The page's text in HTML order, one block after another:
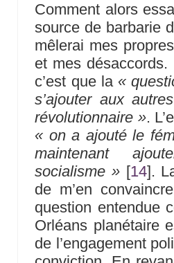
Comment alors
source de barbarie
mêlerai mes
et mes désaccords.
c’est que la «
s’ajouter aux
révolutionnaire ».
« on a ajouté le
maintenant
socialisme » [14] .
de m’en
question entendue
Orléans planétaire
de l’engagement